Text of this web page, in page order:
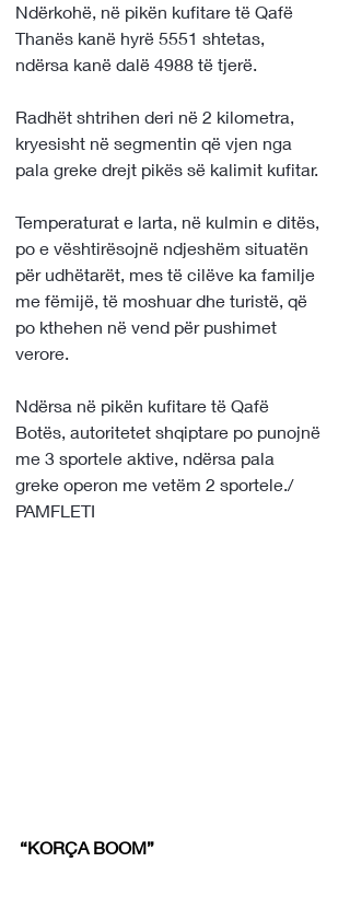
Ndërkohë, në pikën kufitare të Qafë
Thanës kanë hyrë 5551 shtetas,
ndërsa kanë dalë 4988 të tjerë.
Radhët shtrihen deri në 2 kilometra,
kryesisht në segmentin që vjen nga
pala greke drejt pikës së kalimit kufitar.
Temperaturat e larta, në kulmin e ditës,
po e vështirësojnë ndjeshëm situatën
për udhëtarët, mes të cilëve ka familje
me fëmijë, të moshuar dhe turistë, që
po kthehen në vend për pushimet
verore.
Ndërsa në pikën kufitare të Qafë
Botës, autoritetet shqiptare po punojnë
me 3 sportele aktive, ndërsa pala
greke operon me vetëm 2 sportele./
PAMFLETI
“KORÇA BOOM”